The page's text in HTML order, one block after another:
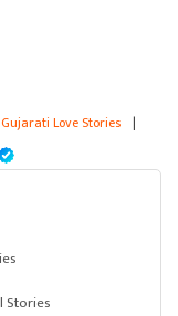
Gujarati Love Stories |
Stories